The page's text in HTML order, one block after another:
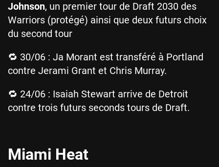
Johnson, un premier tour de Draft 2030 des
Warriors (protégé) ainsi que deux futurs choix
du second tour
🔁 30/06 : Ja Morant est transféré à Portland
contre Jerami Grant et Chris Murray.
🔁 24/06 : Isaiah Stewart arrive de Detroit
contre trois futurs seconds tours de Draft.
Miami Heat